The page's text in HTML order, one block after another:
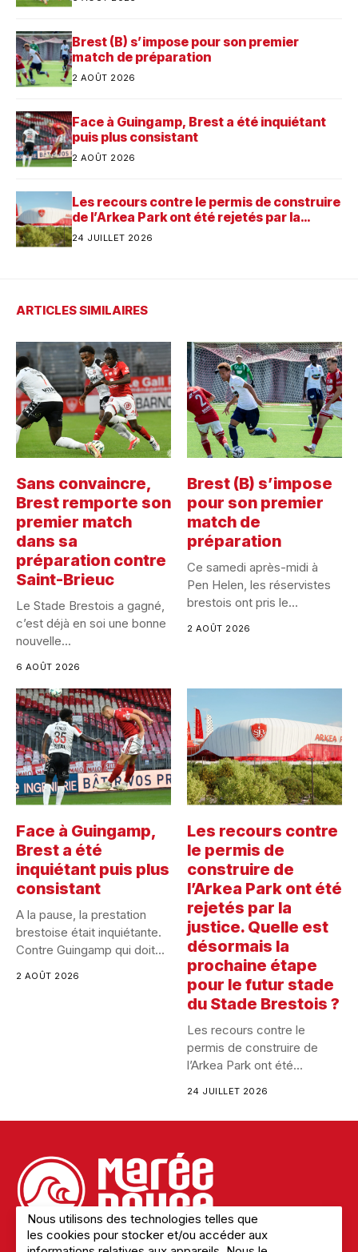
Brest (B) s’impose pour son premier
match de préparation
2 AOÛT 2026
Face à Guingamp, Brest a été inquiétant
puis plus consistant
2 AOÛT 2026
Les recours contre le permis de construire
de l’Arkea Park ont été rejetés par la
justice. Quelle est désormais la prochaine
24 JUILLET 2026
ARTICLES SIMILAIRES
Sans convaincre,
Brest remporte son
premier match
dans sa
préparation contre
Saint-Brieuc
Le Stade Brestois a gagné,
c’est déjà en soi une bonne
nouvelle...
6 AOÛT 2026
Brest (B) s’impose
pour son premier
match de
préparation
Ce samedi après-midi à
Pen Helen, les réservistes
brestois ont pris le...
2 AOÛT 2026
Face à Guingamp,
Brest a été
inquiétant puis plus
consistant
A la pause, la prestation
brestoise était inquiétante.
Contre Guingamp qui doit...
2 AOÛT 2026
Les recours contre
le permis de
construire de
l’Arkea Park ont été
rejetés par la
justice. Quelle est
désormais la
prochaine étape
pour le futur stade
du Stade Brestois ?
Les recours contre le
permis de construire de
l’Arkea Park ont été...
24 JUILLET 2026
Nous utilisons des technologies telles que
les cookies pour stocker et/ou accéder aux